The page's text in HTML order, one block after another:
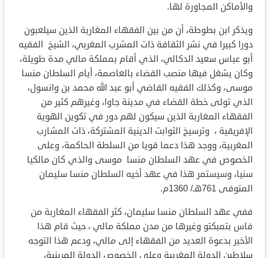
والأماكن المجاورة لها.
ويذكر ابن بطوطة، أن من بين الفقهاء المغاربة الذين سيلعبون
دورا كبيرا في نشر الثقافة ذات المشرب المغربي، الشيخ الفقيه
أبو عباس سعيد الدكالي، الذي أقام بمملكة مالي مدة طويلة،
وكان يشغل فيها منصب القضاء بالعاصمة، أيام السلطان منسا
موسى، وكذلك الفقيه القاضي أبو عبد الله محمد بن وانسول،
الذي تولى خطة القضاء في مدينة جاوا، وغيرهم كثير من
الفقهاء المغاربة الذين سيكون لهم دور في تكوين الهوية
الإفريقية ، وترسيخ الثوابت الدينية المشتركة، ذات المشارب
المغربية، ووجد هذا دعما قويا من السلطة الحاكمة، وعلى
الخصوص في عهد السلطان منسا موسى والذي كان مالكيا
سنيا، وسيستمر هذا في عهد أخيه السلطان منسا سليمان
المتوفى 761هـ/ 1360م.
ففي عهد السلطان منسا سليمان، كثر الفقهاء المغاربة من
فاس بتمبكتو وغيرها من مدن مملكة مالي ، حيث قام هذا
الأخير بدعوة العديد من الفقهاء إلى مالي، ودعم هذا التوجه
سلاطين الدولة المغربية وعلى الخصوص الدولة المرينية،